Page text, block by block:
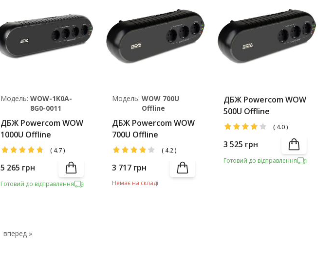
Модель: WOW-1K0A-
8G0-0011
ДБЖ Powercom WOW
1000U Offline
( 4.7)
5 265 грн
Готовий до відправлення
Модель: WOW 700U
Offline
ДБЖ Powercom WOW
700U Offline
( 4.2)
3 717 грн
Немає на складі
ДБЖ Powercom WOW
500U Offline
( 4.0)
3 525 грн
Готовий до відправлення
вперед »